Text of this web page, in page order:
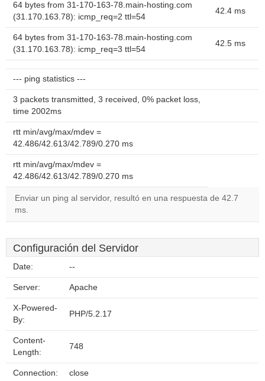
64 bytes from 31-170-163-78.main-hosting.com
(31.170.163.78): icmp_req=2 ttl=54
42.4 ms
64 bytes from 31-170-163-78.main-hosting.com
(31.170.163.78): icmp_req=3 ttl=54
42.5 ms
--- ping statistics ---
3 packets transmitted, 3 received, 0% packet loss,
time 2002ms
rtt min/avg/max/mdev =
42.486/42.613/42.789/0.270 ms
rtt min/avg/max/mdev =
42.486/42.613/42.789/0.270 ms
Enviar un ping al servidor, resultó en una respuesta de 42.7
ms.
Configuración del Servidor
Date: --
Server: Apache
X-Powered-
By:
PHP/5.2.17
Content-
Length:
748
Connection: close